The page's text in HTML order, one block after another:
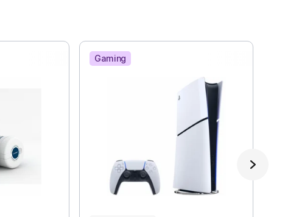
Gaming